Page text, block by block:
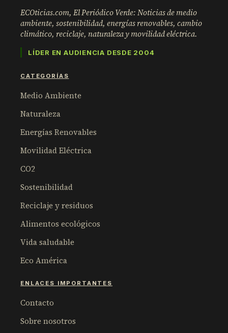
ECOticias.com, El Periódico Verde: Noticias de medio
ambiente, sostenibilidad, energías renovables, cambio
climático, reciclaje, naturaleza y movilidad eléctrica.
LÍDER EN AUDIENCIA DESDE 2004
CATEGORÍAS
Medio Ambiente
Naturaleza
Energías Renovables
Movilidad Eléctrica
CO2
Sostenibilidad
Reciclaje y residuos
Alimentos ecológicos
Vida saludable
Eco América
ENLACES IMPORTANTES
Contacto
Sobre nosotros